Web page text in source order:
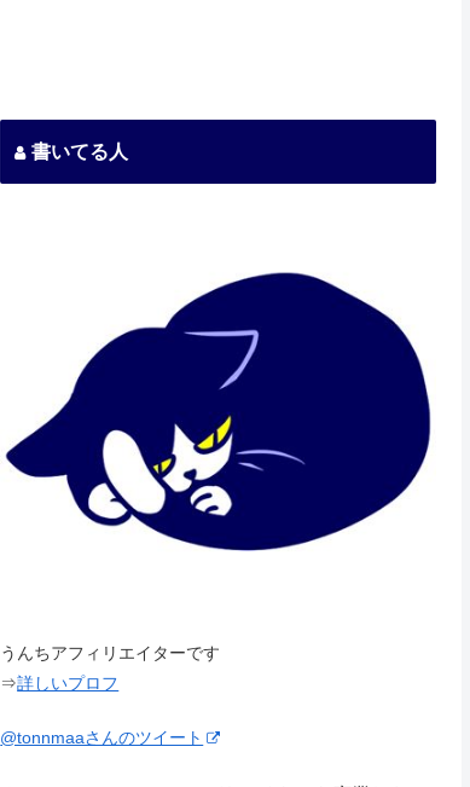
書いてる人
うんちアフィリエイターです
⇒詳しいプロフ
@tonnmaaさんのツイート